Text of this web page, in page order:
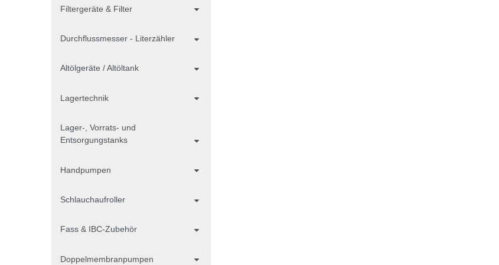
Filtergeräte & Filter
Durchflussmesser - Literzähler
Altölgeräte / Altöltank
Lagertechnik
Lager-, Vorrats- und
Entsorgungstanks
Handpumpen
Schlauchaufroller
Fass & IBC-Zubehör
Doppelmembranpumpen